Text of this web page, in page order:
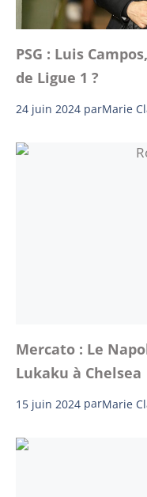
PSG : Luis
de Ligue 1 ?
24 juin 2024 parMarie
Mercato : Le
Lukaku à Chelsea
15 juin 2024 parMarie